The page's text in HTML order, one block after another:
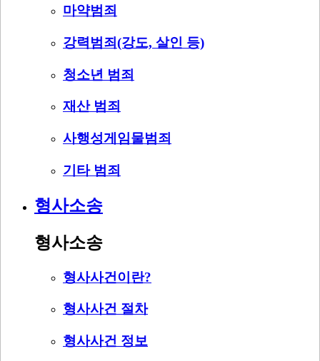
마약범죄
강력범죄(강도, 살인 등)
청소년 범죄
재산 범죄
사행성게임물범죄
기타 범죄
형사소송
형사소송
형사사건이란?
형사사건 절차
형사사건 정보